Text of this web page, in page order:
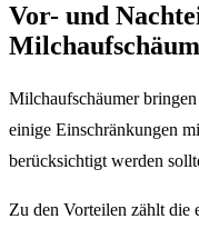
Vor- und
Milchaufschäumer
einige Einschränkungen
berücksichtigt werden
Zu den Vorteilen zählt die